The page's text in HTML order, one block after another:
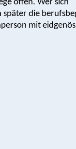
offen. Wer sich
die
mit